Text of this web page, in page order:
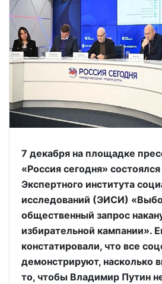
7 декабря на площадке
«Россия сегодня»
Экспертного института
исследований (ЭИСИ)
общественный запрос
избирательной кампании».
констатировали, что все
демонстрируют, насколько
то, чтобы Владимир Путин